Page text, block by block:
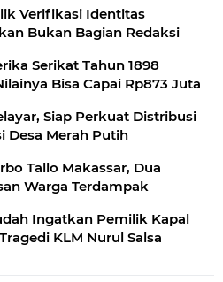
Verifikasi Identitas
Bukan Bagian Redaksi
Serikat Tahun 1898
Bisa Capai Rp873 Juta
Siap Perkuat Distribusi
Desa Merah Putih
Tallo Makassar, Dua
Warga Terdampak
Ingatkan Pemilik Kapal
KLM Nurul Salsa